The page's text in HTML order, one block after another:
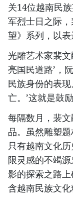
关14位越南民
军烈士日之际
望》系列，以表
光雕艺术家裴
亮国民道路’，
民族身份的表
亡。’这就是鼓
每隔数月，裴
品。虽然雕塑
只有越南文化
限灵感的不竭
影的探索之路
含越南民族文化